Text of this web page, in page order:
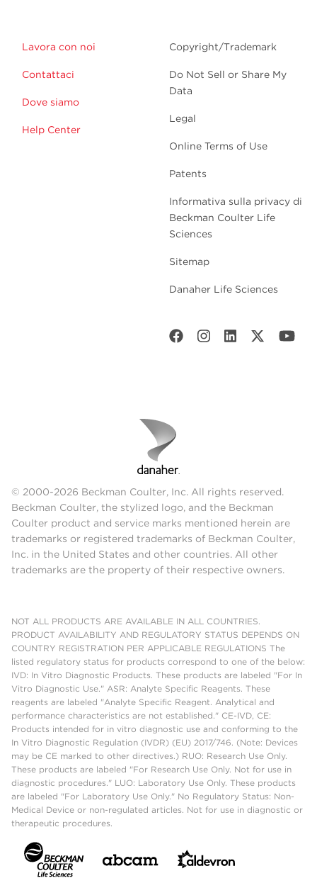
Lavora con noi
Contattaci
Dove siamo
Help Center
Copyright/Trademark
Do Not Sell or Share My
Data
Legal
Online Terms of Use
Patents
Informativa sulla privacy di
Beckman Coulter Life
Sciences
Sitemap
Danaher Life Sciences
© 2000-2026 Beckman Coulter, Inc. All rights reserved.
Beckman Coulter, the stylized logo, and the Beckman
Coulter product and service marks mentioned herein are
trademarks or registered trademarks of Beckman Coulter,
Inc. in the United States and other countries. All other
trademarks are the property of their respective owners.
NOT ALL PRODUCTS ARE AVAILABLE IN ALL COUNTRIES.
PRODUCT AVAILABILITY AND REGULATORY STATUS DEPENDS ON
COUNTRY REGISTRATION PER APPLICABLE REGULATIONS The
listed regulatory status for products correspond to one of the below:
IVD: In Vitro Diagnostic Products. These products are labeled "For In
Vitro Diagnostic Use." ASR: Analyte Specific Reagents. These
reagents are labeled "Analyte Specific Reagent. Analytical and
performance characteristics are not established." CE-IVD, CE:
Products intended for in vitro diagnostic use and conforming to the
In Vitro Diagnostic Regulation (IVDR) (EU) 2017/746. (Note: Devices
may be CE marked to other directives.) RUO: Research Use Only.
These products are labeled "For Research Use Only. Not for use in
diagnostic procedures." LUO: Laboratory Use Only. These products
are labeled "For Laboratory Use Only." No Regulatory Status: Non-
Medical Device or non-regulated articles. Not for use in diagnostic or
therapeutic procedures.